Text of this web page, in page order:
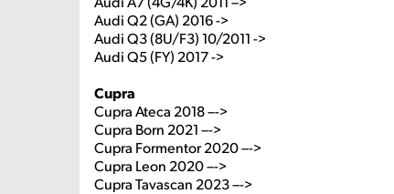
Audi Q2 (GA) 2016 ->
Audi Q3 (8U/F3) 10/2011 ->
Audi Q5 (FY) 2017 ->
Cupra
Cupra Ateca 2018 –->
Cupra Born 2021 –->
Cupra Formentor 2020 –->
Cupra Leon 2020 –->
Cupra Tavascan 2023 –->